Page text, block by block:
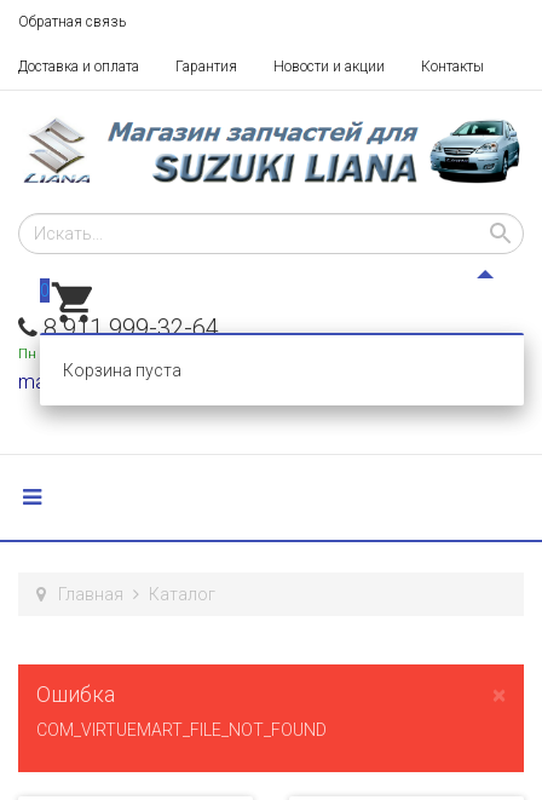
Обратная связь
Доставка и оплата Гарантия Новости и акции Контакты
8 911 999-32-64
Пн - Пт: 10 - 18,
mail@razborka-liana.ru
0
Корзина пуста
Главная Каталог
×
Ошибка
COM_VIRTUEMART_FILE_NOT_FOUND